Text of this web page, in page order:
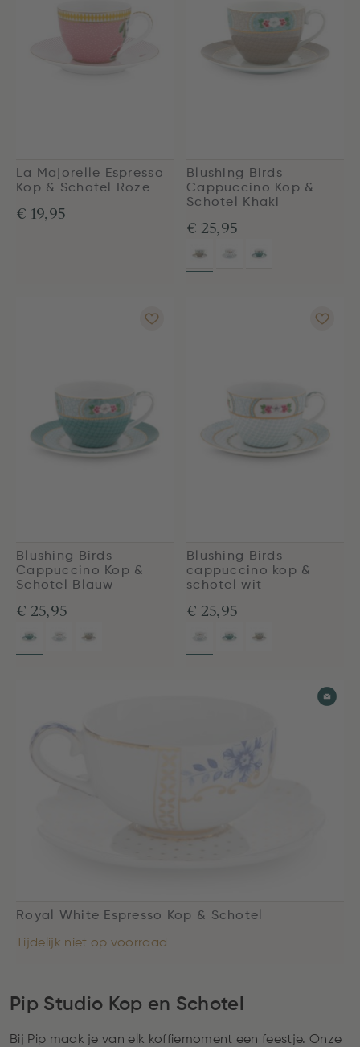
La Majorelle Espresso
Kop & Schotel Roze
€ 19,95
Blushing Birds
Cappuccino Kop &
Schotel Khaki
€ 25,95
Blushing Birds
Cappuccino Kop &
Schotel Blauw
€ 25,95
Blushing Birds
cappuccino kop &
schotel wit
€ 25,95
Royal White Espresso Kop & Schotel
Tijdelijk niet op voorraad
Pip Studio Kop en Schotel
Bij Pip maak je van elk koffiemoment een feestje. Onze